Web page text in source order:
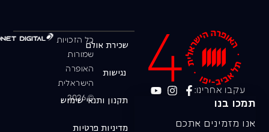
עקבו אחרינו:
תמכו בנו
אנו מזמינים אתכם
כל הזכויות
שמורות
האופרה
הישראלית
© 2026
שכירת אולם
נגישות
תקנון ותנאי שימוש
מדיניות פרטיות